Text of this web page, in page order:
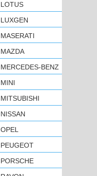
LOTUS
LUXGEN
MASERATI
MAZDA
MERCEDES-BENZ
MINI
MITSUBISHI
NISSAN
OPEL
PEUGEOT
PORSCHE